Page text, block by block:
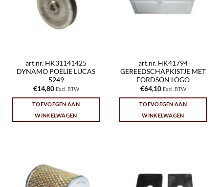
art.nr. HK31141425
DYNAMO POELIE LUCAS
5249
€14,80 Excl. BTW
TOEVOEGEN AAN
WINKELWAGEN
art.nr. HK41794
GEREEDSCHAPKISTJE MET
FORDSON LOGO
€64,10 Excl. BTW
TOEVOEGEN AAN
WINKELWAGEN